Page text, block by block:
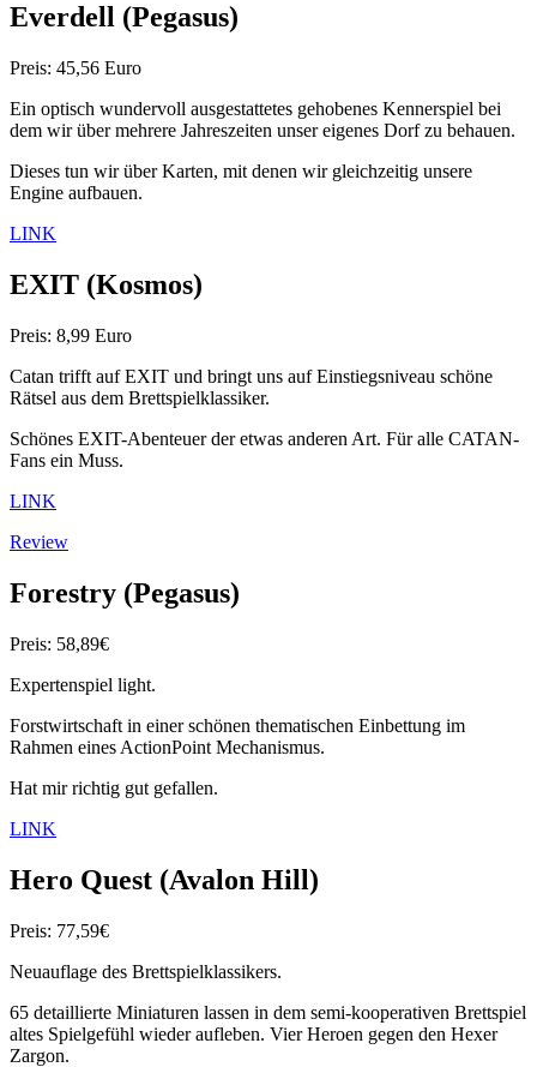
Everdell (Pegasus)
Preis: 45,56 Euro
Ein optisch wundervoll ausgestattetes gehobenes Kennerspiel bei
dem wir über mehrere Jahreszeiten unser eigenes Dorf zu behauen.
Dieses tun wir über Karten, mit denen wir gleichzeitig unsere
Engine aufbauen.
LINK
EXIT (Kosmos)
Preis: 8,99 Euro
Catan trifft auf EXIT und bringt uns auf Einstiegsniveau schöne
Rätsel aus dem Brettspielklassiker.
Schönes EXIT-Abenteuer der etwas anderen Art. Für alle CATAN-
Fans ein Muss.
LINK
Review
Forestry (Pegasus)
Preis: 58,89€
Expertenspiel light.
Forstwirtschaft in einer schönen thematischen Einbettung im
Rahmen eines ActionPoint Mechanismus.
Hat mir richtig gut gefallen.
LINK
Hero Quest (Avalon Hill)
Preis: 77,59€
Neuauflage des Brettspielklassikers.
65 detaillierte Miniaturen lassen in dem semi-kooperativen Brettspiel
altes Spielgefühl wieder aufleben. Vier Heroen gegen den Hexer
Zargon.